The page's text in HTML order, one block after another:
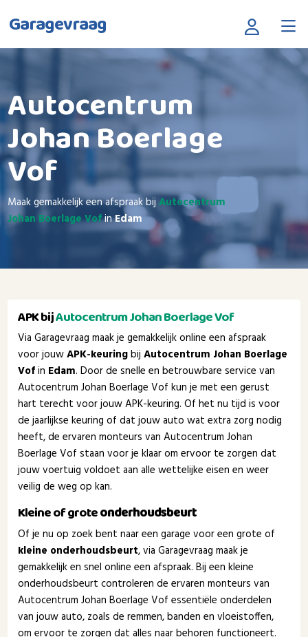
Garagevraag
Autocentrum
Johan Boerlage
Vof
Maak gemakkelijk een afspraak bijAutocentrum
Johan Boerlage VofinEdam
APK bijAutocentrum Johan Boerlage Vof
Via Garagevraag maak je gemakkelijk online een afspraak
voor jouwAPK-keuringbijAutocentrum Johan Boerlage
Vofin Edam. Door de snelle en betrouwbare service van
Autocentrum Johan Boerlage Vof kun je met een gerust
hart terecht voor jouw APK-keuring. Of het nu tijd is voor
de jaarlijkse keuring of dat jouw auto wat extra zorg nodig
heeft, de ervaren monteurs van Autocentrum Johan
Boerlage Vof staan voor je klaar om ervoor te zorgen dat
jouw voertuig voldoet aan alle wettelijke eisen en weer
veilig de weg op kan.
Kleine of groteonderhoudsbeurt
Of je nu op zoek bent naar een garage voor een grote of
kleine onderhoudsbeurt, via Garagevraag maak je
gemakkelijk en snel online een afspraak. Bij een kleine
onderhoudsbeurt controleren de ervaren monteurs van
Autocentrum Johan Boerlage Vof essentiële onderdelen
van jouw auto, zoals de remmen, banden en vloeistoffen,
om ervoor te zorgen dat alles naar behoren functioneert.